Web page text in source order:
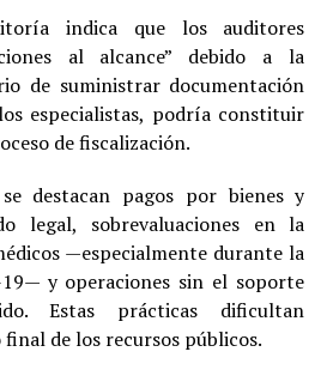
indica que los auditores
al alcance” debido a la
de suministrar documentación
especialistas, podría constituir
de fiscalización.
destacan pagos por bienes y
legal, sobrevaluaciones en la
—especialmente durante la
19— y operaciones sin el soporte
Estas prácticas dificultan
de los recursos públicos.